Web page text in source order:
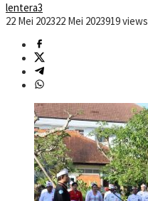
lentera3
22 Mei 202322 Mei 2023919 views